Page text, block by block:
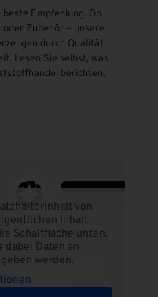
Empfehlung. Ob
Zubehör – unsere
durch Qualität,
Lesen Sie selbst, was
berichten.
von
Inhalt
Schaltfläche unten.
dabei Daten an
werden.